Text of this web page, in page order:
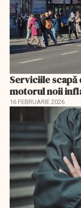
Serviciile
motorul noii
16 FEBRUARIE 2026